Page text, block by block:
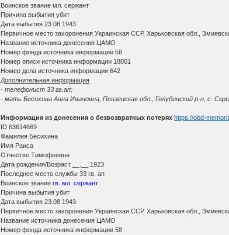
Воинское звание мл. сержант
Причина выбытия убит
Дата выбытия 23.08.1943
Первичное место захоронения Украинская ССР, Харьковская обл.,
Название источника донесения ЦАМО
Номер фонда источника информации 58
Номер описи источника информации 18001
Номер дела источника информации 642
Дополнительная информация
- телефонист 33 гв.ап;
- мать Бесихина Анна Ивановна, Пензенская обл., Голубинский р-н, с.
Информация из донесения о безвозвратных потерях https://obd-
ID 63614669
Фамилия Бесихина
Имя Раиса
Отчество Тимофеевна
Дата рождения/Возраст __.__.1923
Последнее место службы 33 гв. ап
Воинское званиегв. мл. сержант
Причина выбытия убит
Дата выбытия 23.08.1943
Первичное место захоронения Украинская ССР, Харьковская обл.,
Название источника донесения ЦАМО
Номер фонда источника информации 58